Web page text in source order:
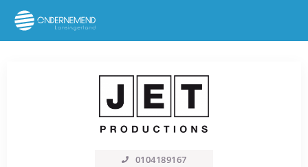
0104189167